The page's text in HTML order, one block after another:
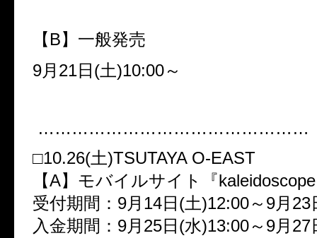
【 B】一般発売
9月 21日 (土)10:00～
…………………………………………
□10.26(土)TSUTAYA O-EAST
【A】モバイルサイト『kaleidoscope
受付期間： 9月 14日 (土)12:00～ 9月 23
入金期間： 9月 25日 (水)13:00～ 9月 27